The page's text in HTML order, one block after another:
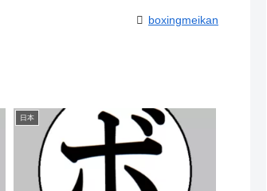
boxingmeikan
日本